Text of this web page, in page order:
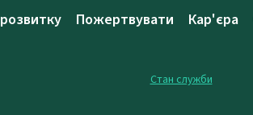
Пожертвувати Кар'єра
Стан служби